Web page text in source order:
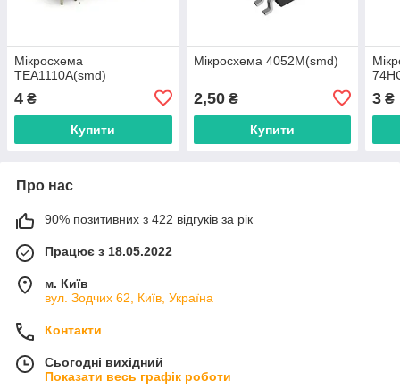
Мікросхема
TEA1110A(smd)
4 ₴
Купити
Мікросхема 4052M(smd)
2,50₴
Купити
3 ₴
Про нас
90% позитивних з 422 відгуків за рік
Працює з 18.05.2022
м. Київ
вул. Зодчих 62, Київ, Україна
Контакти
Сьогодні вихідний
Показати весь графік роботи